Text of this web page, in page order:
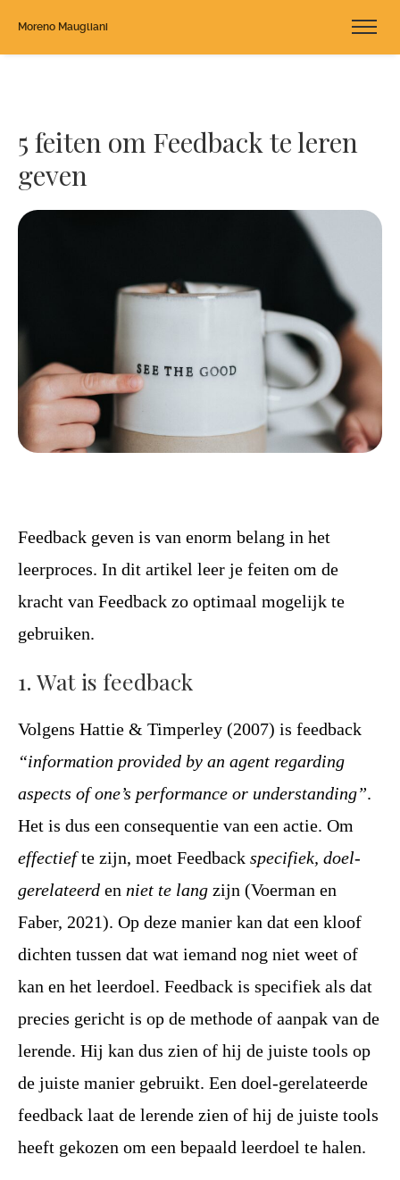
Moreno Maugliani
5 feiten om Feedback te leren
geven
Feedback geven is van enorm belang in het
leerproces. In dit artikel leer je feiten om de
kracht van Feedback zo optimaal mogelijk te
gebruiken.
1. Wat is feedback
Volgens Hattie & Timperley (2007) is feedback
“information provided by an agent regarding
aspects of one’s performance or understanding”.
Het is dus een consequentie van een actie. Om
effectiefte zijn, moet Feedback specifiek, doel-
gerelateerd en niet te lang zijn (Voerman en
Faber, 2021). Op deze manier kan dat een kloof
dichten tussen dat wat iemand nog niet weet of
kan en het leerdoel. Feedback is specifiek als dat
precies gericht is op de methode of aanpak van de
lerende. Hij kan dus zien of hij de juiste tools op
de juiste manier gebruikt. Een doel-gerelateerde
feedback laat de lerende zien of hij de juiste tools
heeft gekozen om een bepaald leerdoel te halen.